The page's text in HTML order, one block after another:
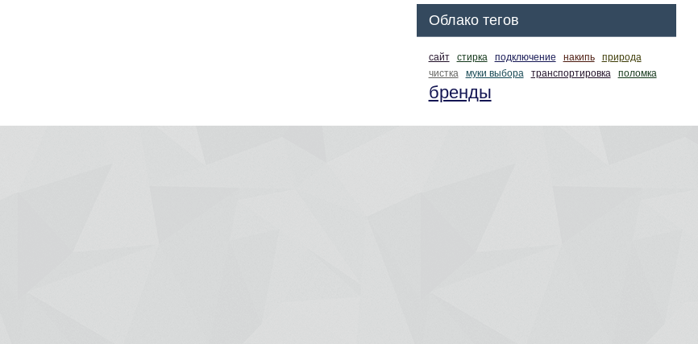
Облако тегов
сайт стирка подключение накипь
природа
чистка
муки выбора транспортировка поломка
бренды